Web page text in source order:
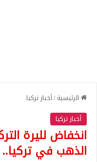
الرئيسية/أخبار تركيا
أخبار تركيا
انخفاض لليرة
الذهب في تركيا..